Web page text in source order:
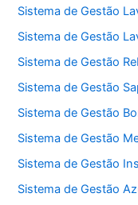
Sistema de Gestão
Sistema de Gestão
Sistema de Gestão
Sistema de Gestão
Sistema de Gestão
Sistema de Gestão
Sistema de Gestão
Sistema de Gestão